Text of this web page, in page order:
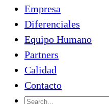
Empresa
Diferenciales
Equipo Humano
Partners
Calidad
Contacto